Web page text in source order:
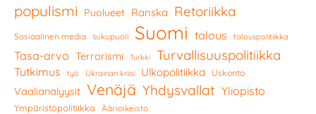
populismi Puolueet Ranska Retoriikka
Sosiaalinen media sukupuoli Suomi talous talouspolitiikka
Tasa-arvo Terrorismi Turkki Turvallisuuspolitiikka
Tutkimus työ Ukrainan kriisi Ulkopolitiikka Uskonto
Vaalianalyysit Venäjä Yhdysvallat Yliopisto
Ympäristöpolitiikka Äärioikeisto